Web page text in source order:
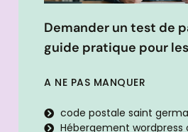
Demander un test de
guide pratique pour
A NE PAS MANQUER
code postale saint
Hébergement wordpress